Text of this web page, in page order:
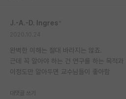
J.-A.-D. Ingres
완벽한 이해는 절대 바라지는 않죠.
근데 꼭 알아야 하는 건 연구를 하는 목적
이정도만 알아두면 교수님들이 좋아함
대댓글 쓰기